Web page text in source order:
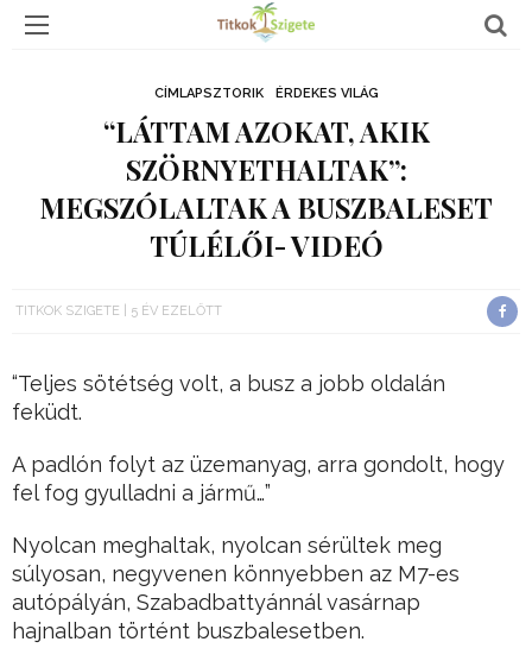
CÍMLAPSZTORIK ÉRDEKES VILÁG
“LÁTTAM AZOKAT, AKIK
SZÖRNYETHALTAK”:
MEGSZÓLALTAK A BUSZBALESET
TÚLÉLŐI- VIDEÓ
TITKOK SZIGETE 5 ÉV EZELŐTT
“Teljes sötétség volt, a busz a jobb oldalán
feküdt.
A padlón folyt az üzemanyag, arra gondolt, hogy
fel fog gyulladni a jármű…”
Nyolcan meghaltak, nyolcan sérültek meg
súlyosan, negyvenen könnyebben az M7-es
autópályán, Szabadbattyánnál vasárnap
hajnalban történt buszbalesetben.